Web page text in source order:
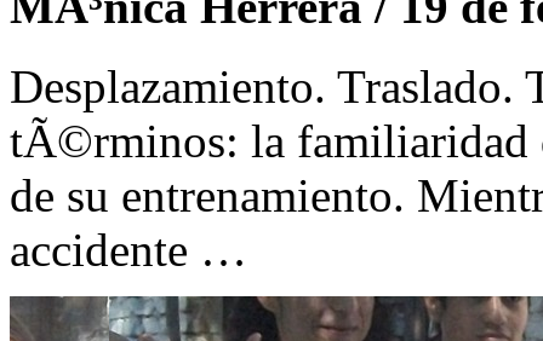
Desplazamiento. Traslado.
tÃ©rminos: la familiaridad
de su entrenamiento.
accidente …